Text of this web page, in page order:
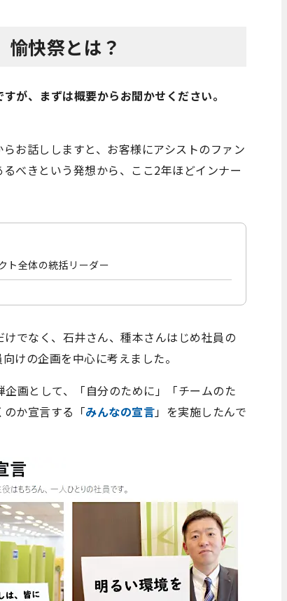
愉快祭とは？
が、まずは概要からお聞かせください。
お話ししますと、お客様にアシストのファン
べきという発想から、ここ2年ほどインナー
ト全体の統括リーダー
でなく、石井さん、種本さんはじめ社員の
けの企画を中心に考えました。
画として、「自分のために」「チームのた
か宣言する「みんなの宣言」を実施したんで